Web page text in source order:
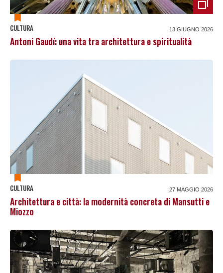
CULTURA 13 GIUGNO 2026
Antoni Gaudí: una vita tra architettura e spiritualità
CULTURA 27 MAGGIO 2026
Architettura e città: la modernità concreta di Mansutti e
Miozzo